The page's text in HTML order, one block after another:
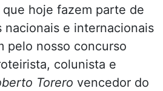
hoje fazem parte de
e internacionais
pelo nosso concurso
colunista e
Torero vencedor do